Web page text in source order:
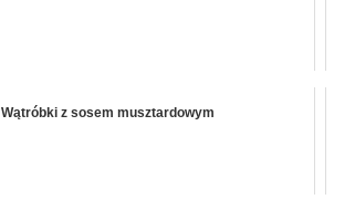
Wątróbki z sosem musztardowym